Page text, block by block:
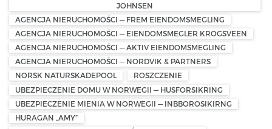
JOHNSEN
AGENCJA NIERUCHOMOŚCI — FREM EIENDOMSMEGLING
AGENCJA NIERUCHOMOŚCI — EIENDOMSMEGLER KROGSVEEN
AGENCJA NIERUCHOMOŚCI — AKTIV EIENDOMSMEGLING
AGENCJA NIERUCHOMOŚCI — NORDVIK & PARTNERS
NORSK NATURSKADEPOOL
ROSZCZENIE
UBEZPIECZENIE DOMU W NORWEGII — HUSFORSIKRING
UBEZPIECZENIE MIENIA W NORWEGII — INBBOROSIKIRNG
HURAGAN „AMY”